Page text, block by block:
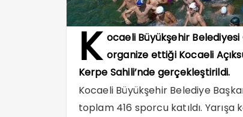
K ocaeli Büyükşehir Belediyesi
organize ettiği Kocaeli
Kerpe Sahili’nde gerçekleştirildi.
Kocaeli Büyükşehir Belediye
toplam 416 sporcu katıldı.